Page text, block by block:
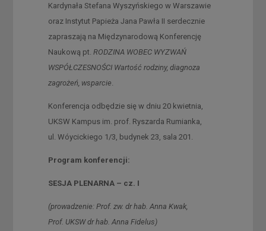
Kardynała Stefana Wyszyńskiego w Warszawie
oraz Instytut Papieża Jana Pawła II serdecznie
zapraszają na Międzynarodową Konferencję
Naukową pt. RODZINA WOBEC WYZWAŃ
WSPÓŁCZESNOŚCI Wartość rodziny, diagnoza
zagrożeń, wsparcie
Konferencja odbędzie się w dniu 20 kwietnia,
UKSW Kampus im. prof. Ryszarda Rumianka,
ul. Wóycickiego 1/3, budynek 23, sala 201.
Program konferencji:
SESJA PLENARNA – cz. I
(prowadzenie: Prof. zw. dr hab. Anna Kwak,
Prof. UKSW dr hab. Anna Fidelus)